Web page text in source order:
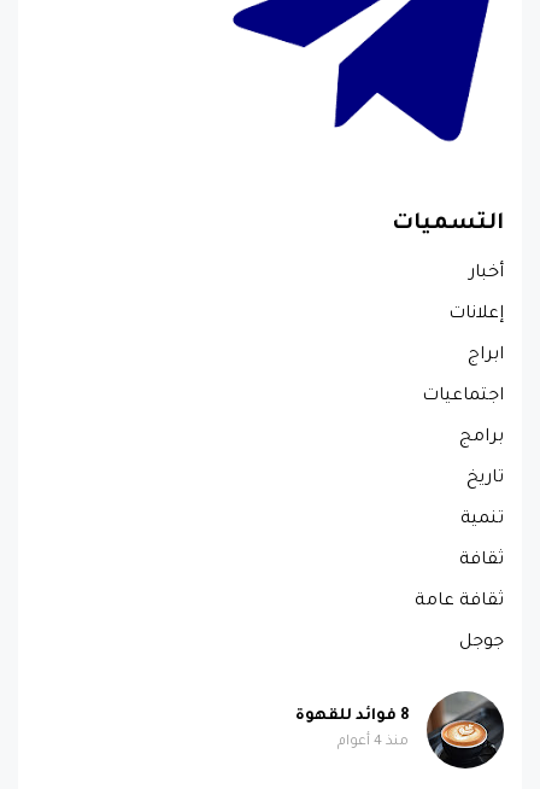
التسميات
أخبار
إعلانات
ابراج
اجتماعيات
برامج
تاريخ
تنمية
ثقافة
ثقافة عامة
جوجل
8 فوائد للقهوة
منذ 4 أعوام